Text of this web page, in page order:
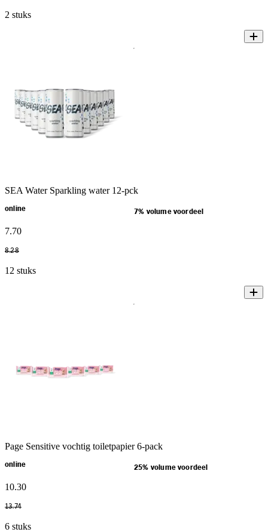
2 stuks
SEA Water Sparkling water 12-pck
online 7% volume voordeel
7.70
8.28
12 stuks
Page Sensitive vochtig toiletpapier 6-pack
online 25% volume voordeel
10.30
13.74
6 stuks